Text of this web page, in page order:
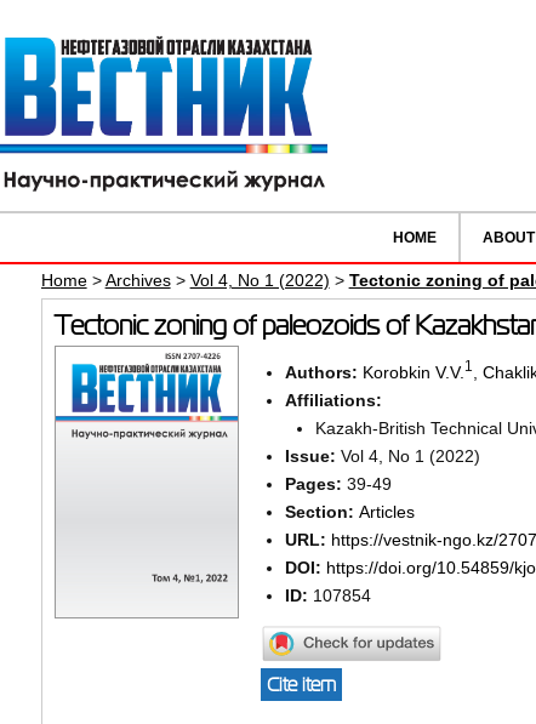
HOME
Home>Archives> Vol 4, No 1 (2022) > Tectonic zoning of
Tectonic zoning of paleozoids of
Authors: Korobkin V.V. 1
Affiliations:
Kazakh-British Technical
Issue: Vol 4, No 1 (2022)
Pages: 39-49
Section: Articles
URL: https://vestnik-ngo.kz/
DOI: https://doi.org/10.54859/
ID: 107854
Cite item